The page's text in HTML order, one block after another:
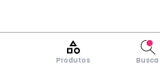
Produtos Busca